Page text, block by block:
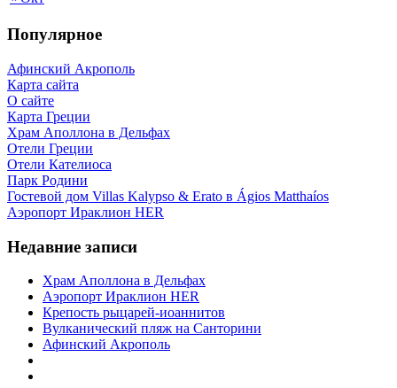
Популярное
Афинский Акрополь
Карта сайта
О сайте
Карта Греции
Храм Аполлона в Дельфах
Отели Греции
Отели Кателиоса
Парк Родини
Гостевой дом Villas Kalypso & Erato в Ágios Matthaíos
Аэропорт Ираклион HER
Недавние записи
Храм Аполлона в Дельфах
Аэропорт Ираклион HER
Крепость рыцарей-иоаннитов
Вулканический пляж на Санторини
Афинский Акрополь